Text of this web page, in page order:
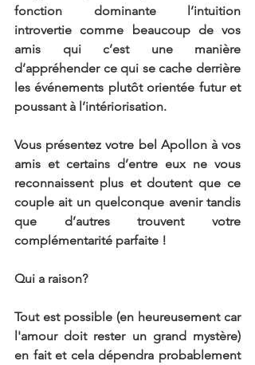
fonction dominante l’intuition
introvertie comme beaucoup de vos
amis qui c’est une manière
d’appréhender ce qui se cache derrière
les événements plutôt orientée futur et
poussant à l’intériorisation.
Vous présentez votre bel Apollon à vos
amis et certains d’entre eux ne vous
reconnaissent plus et doutent que ce
couple ait un quelconque avenir tandis
que d’autres trouvent votre
complémentarité parfaite !
Qui a raison?
Tout est possible (en heureusement car
l'amour doit rester un grand mystère)
en fait et cela dépendra probablement